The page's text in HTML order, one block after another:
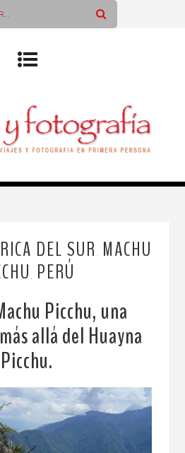
DEL SUR MACHU
PERÚ
Picchu, una
allá del Huayna
Picchu.